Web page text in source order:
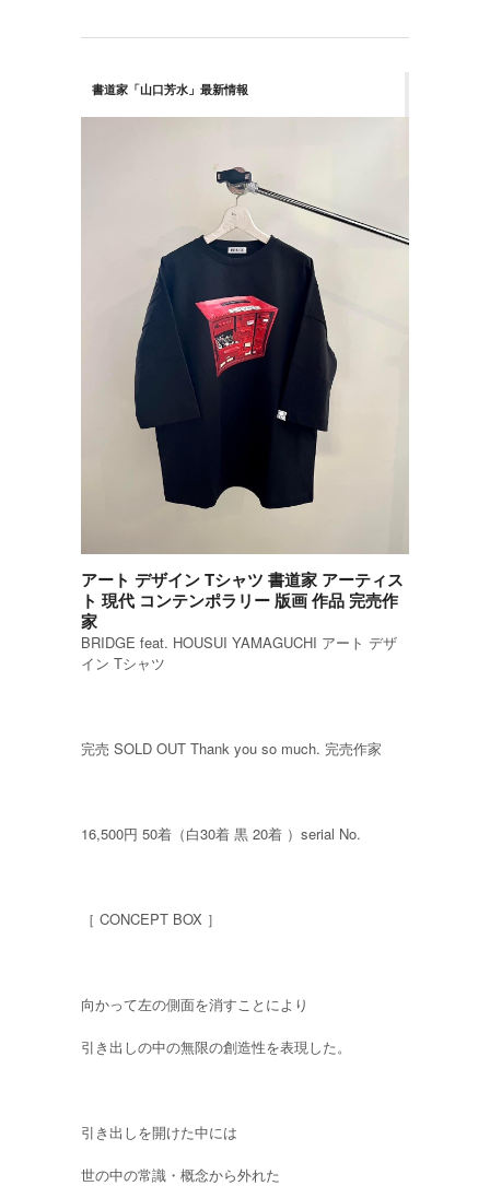
書道家「山口芳水」最新情報
アート デザイン Tシャツ 書道家 アーティス
ト 現代 コンテンポラリー 版画 作品 完売作
家
BRIDGE feat. HOUSUI YAMAGUCHI アート デザ
イン Tシャツ
完売 SOLD OUT Thank you so much. 完売作家
16,500円 50着（白30着 黒 20着 ）serial No.
［ CONCEPT BOX ］
向かって左の側面を消すことにより
引き出しの中の無限の創造性を表現した。
引き出しを開けた中には
世の中の常識・概念から外れた